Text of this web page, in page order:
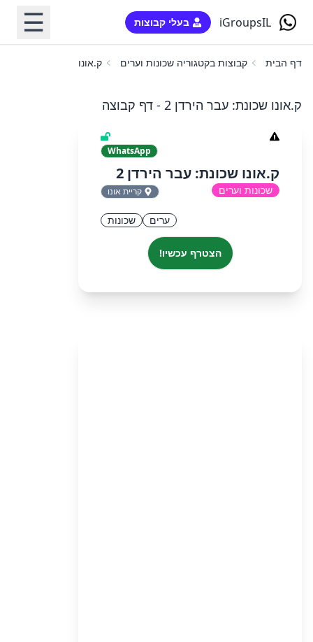
iGroupsIL בעלי קבוצות ☰
דף הבית קבוצות בקטגוריה שכונות וערים ק.אונו שכונת: עבר הירדן 2
ק.אונו שכונת: עבר הירדן 2 - דף קבוצה
WhatsApp
ק.אונו שכונת: עבר הירדן 2
שכונות וערים קריית אונו
ערים שכונות
הצטרף עכשיו!